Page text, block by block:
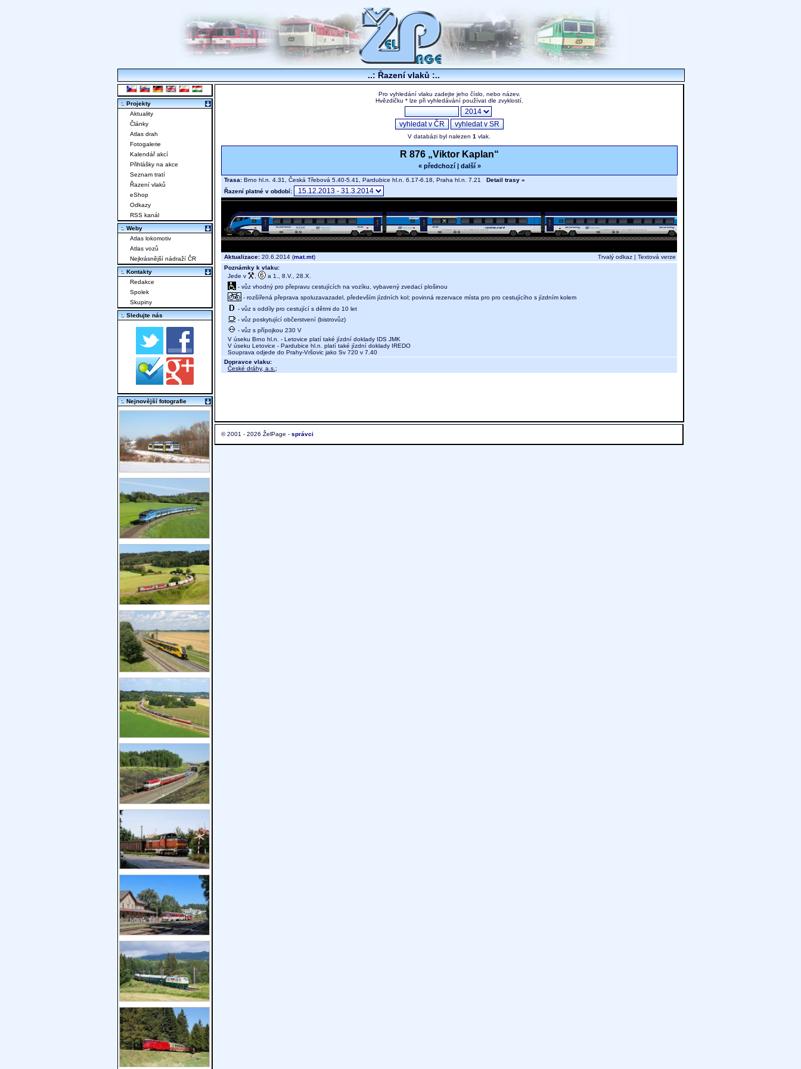
..: Řazení vlaků :..
Pro vyhledání vlaku zadejte jeho číslo, nebo název.
Hvězdičku * lze při vyhledávání používat dle zvyklostí.
V databázi byl nalezen 1 vlak.
R 876 „Viktor Kaplan“
« předchozí| další »
Trasa: Brno hl.n. 4.31, Česká Třebová 5.40-5.41, Pardubice hl.n. 6.17-6.18, Praha hl.n. 7.21 Detail trasy »
Řazení platné v období:
Aktualizace: 20.6.2014 (mat.mt) Trvalý odkaz | Textová verze
Poznámky k vlaku:
Jede v
a 1., 8.V., 28.X.
- vůz vhodný pro přepravu cestujících na vozíku, vybavený zvedací plošinou
- rozšířená přeprava spoluzavazadel, především jízdních kol; povinná rezervace místa pro pro cestujícího s jízdním kolem
- vůz s oddíly pro cestující s dětmi do 10 let
- vůz poskytující občerstvení (bistrovůz)
- vůz s přípojkou 230 V
V úseku Brno hl.n. - Letovice platí také jízdní doklady IDS JMK
V úseku Letovice - Pardubice hl.n. platí také jízdní doklady IREDO
Souprava odjede do Prahy-Vršovic jako Sv 720 v 7.40
Dopravce vlaku:
České dráhy, a.s. ;
© 2001 - 2026 ŽelPage - správci
:. Projekty
Aktuality
Články
Atlas drah
Fotogalerie
Kalendář akcí
Přihlášky na akce
Seznam tratí
Řazení vlaků
eShop
Odkazy
RSS kanál
:. Weby
Atlas lokomotiv
Atlas vozů
Nejkrásnější nádraží ČR
:. Kontakty
Redakce
Spolek
Skupiny
:. Sledujte nás
:. Nejnovější fotografie